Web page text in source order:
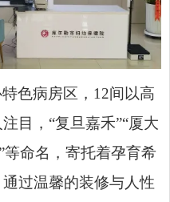
色病房区，12间以高
目，“复旦嘉禾”“厦大
等命名，寄托着孕育希
过温馨的装修与人性